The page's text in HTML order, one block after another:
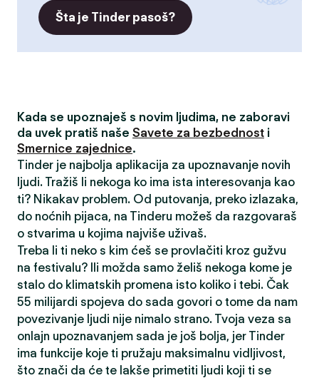
Šta je Tinder pasoš?
Kada se upoznaješ s novim ljudima, ne zaboravi
da uvek pratiš naše Savete za bezbednost i
Smernice zajednice.
Tinder je najbolja aplikacija za upoznavanje novih
ljudi. Tražiš li nekoga ko ima ista interesovanja kao
ti? Nikakav problem. Od putovanja, preko izlazaka,
do noćnih pijaca, na Tinderu možeš da razgovaraš
o stvarima u kojima najviše uživaš.
Treba li ti neko s kim ćeš se provlačiti kroz gužvu
na festivalu? Ili možda samo želiš nekoga kome je
stalo do klimatskih promena isto koliko i tebi. Čak
55 milijardi spojeva do sada govori o tome da nam
povezivanje ljudi nije nimalo strano. Tvoja veza sa
onlajn upoznavanjem sada je još bolja, jer Tinder
ima funkcije koje ti pružaju maksimalnu vidljivost,
što znači da će te lakše primetiti ljudi koji ti se